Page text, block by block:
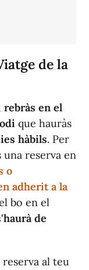
de la
rebràs en el
que hauràs
hàbils. Per
reserva en
o
adherit a la
bo en el
de
al teu